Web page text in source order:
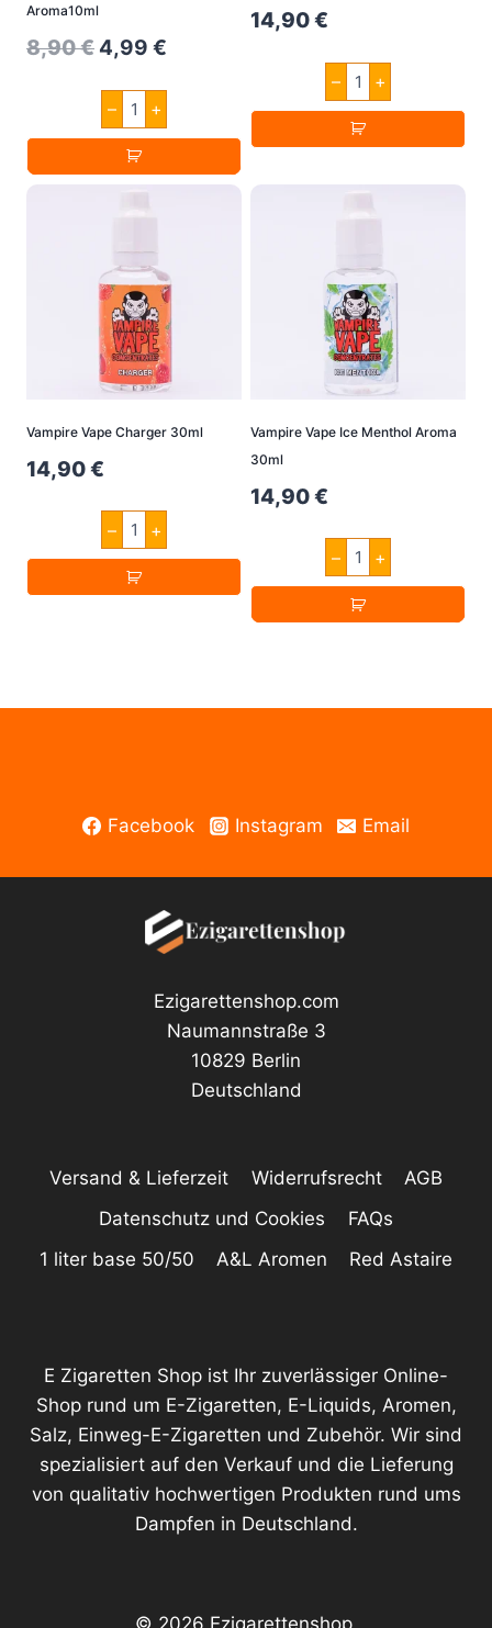
Aroma10ml
8,90€ Original
was:
8,90 €.
4,99 €
4,99 €.
–
Jungle
Wave
Coral
Beach
Aroma10ml
Menge
+
14,90€
–
Vampire
Vape
Pinkman
10ml
Menge
+
Vampire Vape Charger 30ml
14,90€
–
Vampire
Vape
Charger
30ml
Menge
+
Vampire Vape Ice Menthol Aroma
30ml
14,90€
–
Vampire
Vape
Ice
Menthol
Aroma
+
Facebook Instagram Email
Ezigarettenshop.com
Naumannstraße 3
10829 Berlin
Deutschland
Versand & Lieferzeit Widerrufsrecht
AGB
Datenschutz und Cookies
FAQs
1 liter base 50/50
A&L Aromen Red Astaire
E Zigaretten Shop ist Ihr zuverlässiger Online-
Shop rund um E-Zigaretten, E-Liquids, Aromen,
Salz, Einweg-E-Zigaretten und Zubehör. Wir sind
spezialisiert auf den Verkauf und die Lieferung
von qualitativ hochwertigen Produkten rund ums
Dampfen in Deutschland.
© 2026 Ezigarettenshop